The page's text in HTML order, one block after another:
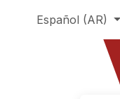
Español (AR)